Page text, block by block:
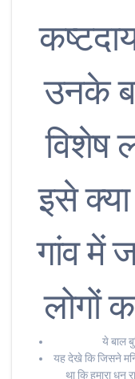
उनके
विशेष
इसे
गांव में
लोगों
ये बाल
यह देखे कि जिसने
था कि हमारा धन